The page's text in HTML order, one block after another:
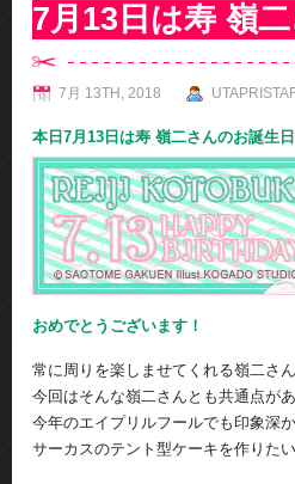
7月13日は寿 嶺
7月 13TH, 2018
本日7月13日は寿 嶺二さんのお誕生日
おめでとうございます！
常に周りを楽しませてくれる嶺二さん
今回はそんな嶺二さんとも共通点があ
今年のエイプリルフールでも印象深
サーカスのテント型ケーキを作りたい